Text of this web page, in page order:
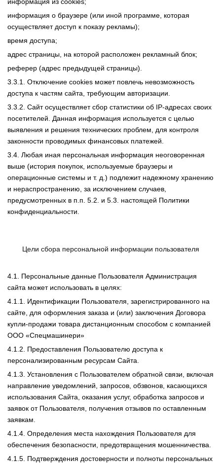
информация о браузере (или иной программе, которая
осуществляет доступ к показу рекламы);
время доступа;
адрес страницы, на которой расположен рекламный блок;
реферер (адрес предыдущей страницы).
3.3.1. Отключение cookies может повлечь невозможность
доступа к частям сайта, требующим авторизации.
3.3.2. Сайт осуществляет сбор статистики об IP-адресах своих
посетителей. Данная информация используется с целью
выявления и решения технических проблем, для контроля
законности проводимых финансовых платежей.
3.4. Любая иная персональная информация неоговоренная
выше (история покупок, используемые браузеры и
операционные системы и т. д.) подлежит надежному хранению
и нераспространению, за исключением случаев,
предусмотренных в п.п. 5.2. и 5.3. настоящей Политики
конфиденциальности.
Цели сбора персональной информации пользователя
4.1. Персональные данные Пользователя Администрация
сайта может использовать в целях:
4.1.1. Идентификации Пользователя, зарегистрированного на
сайте, для оформления заказа и (или) заключения Договора
купли-продажи товара дистанционным способом с компанией
ООО «Спецмашинери»
4.1.2. Предоставления Пользователю доступа к
персонализированным ресурсам Сайта.
4.1.3. Установления с Пользователем обратной связи, включая
направление уведомлений, запросов, обзвонов, касающихся
использования Сайта, оказания услуг, обработка запросов и
заявок от Пользователя, получения отзывов по оставленным
заявкам.
4.1.4. Определения места нахождения Пользователя для
обеспечения безопасности, предотвращения мошенничества.
4.1.5. Подтверждения достоверности и полноты персональных